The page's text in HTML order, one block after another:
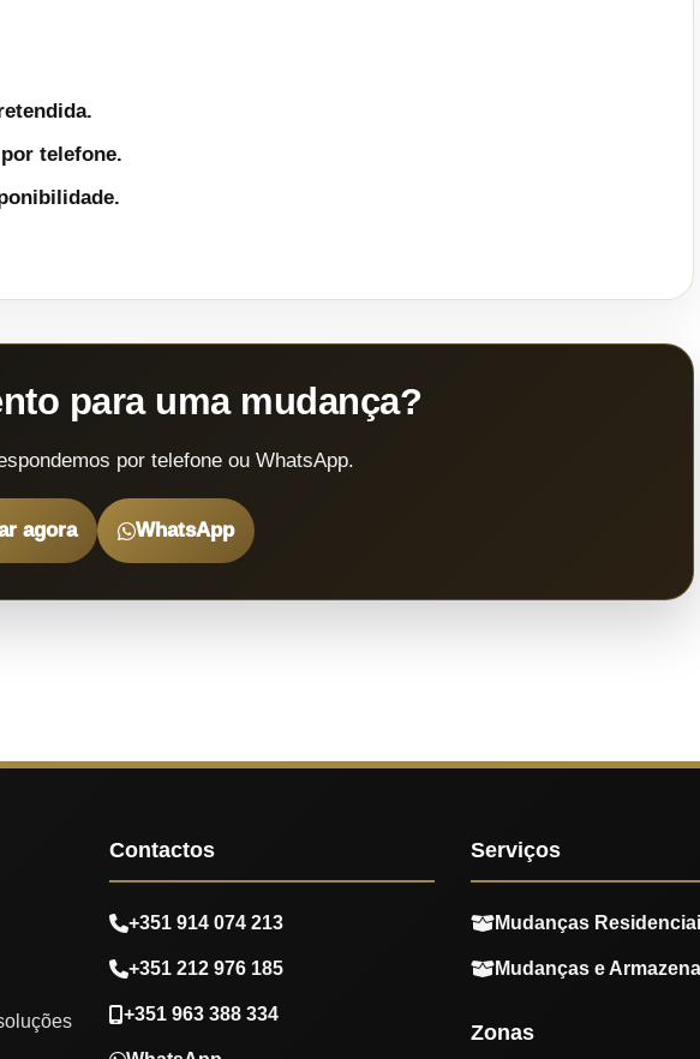
telefone.
para uma mudança?
por telefone ou WhatsApp.
agora WhatsApp
Contactos
+351 914 074 213
+351 212 976 185
+351 963 388 334
Serviços
Mudanças
Mudanças e
Zonas